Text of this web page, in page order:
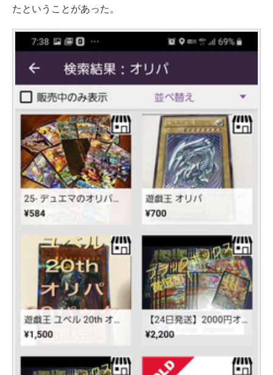
たということがあった。